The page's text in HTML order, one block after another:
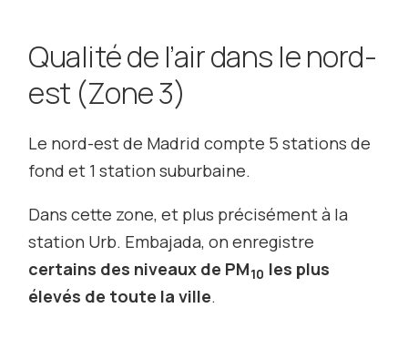
Qualité de l’air dans le nord-
est (Zone 3)
Le nord-est de Madrid compte 5 stations de
fond et 1 station suburbaine.
Dans cette zone, et plus précisément à la
station Urb. Embajada, on enregistre
certains des niveaux de PM10 les plus
élevés de toute la ville.